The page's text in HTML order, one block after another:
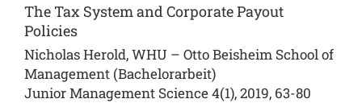
The Tax System and Corporate Payout
Policies
Nicholas Herold, WHU – Otto Beisheim School of
Management (Bachelorarbeit)
Junior Management Science 4(1), 2019, 63-80